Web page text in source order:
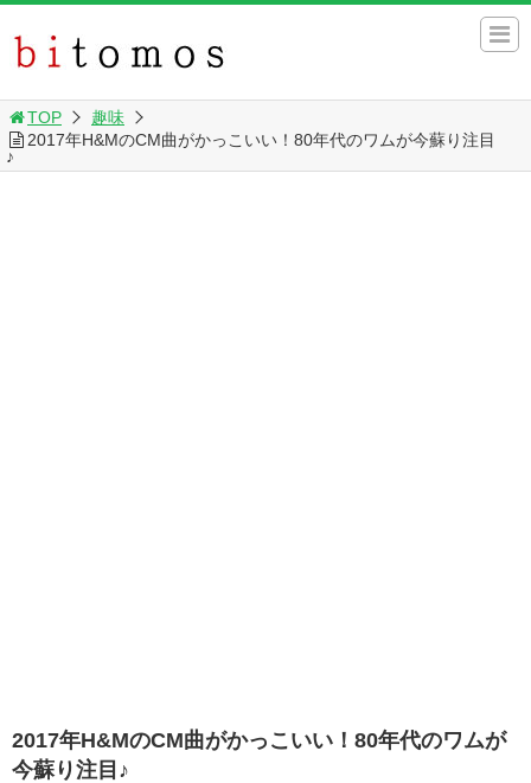
TOP
趣味
2017年H&MのCM曲がかっこいい！80年代のワムが今蘇り注目
♪
2017年H&MのCM曲がかっこいい！80年代のワムが
今蘇り注目♪